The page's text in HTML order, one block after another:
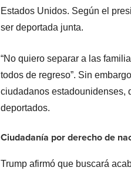
Estados Unidos. Según el
ser deportada junta.
“No quiero separar a las
todos de regreso”. Sin
ciudadanos estadounidenses,
deportados.
Ciudadanía por derecho de
Trump afirmó que buscará